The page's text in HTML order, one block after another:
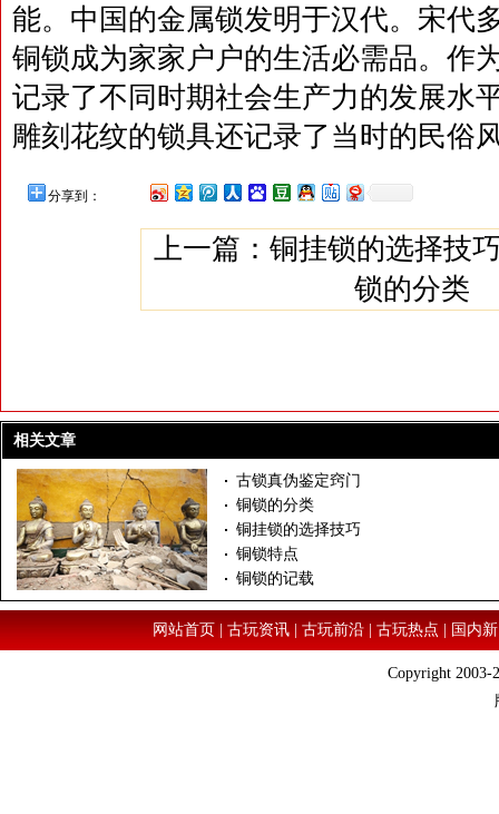
能。中国的金属锁发明于汉代。宋代
铜锁成为家家户户的生活必需品。作
记录了不同时期社会生产力的发展水
雕刻花纹的锁具还记录了当时的民俗
分享到：
上一篇：铜挂锁的选择技
锁的分类
相关文章
古锁真伪鉴定窍门
铜锁的分类
铜挂锁的选择技巧
铜锁特点
铜锁的记载
网站首页|古玩资讯|古玩前沿|古玩热点|国内
Copyright 2003-